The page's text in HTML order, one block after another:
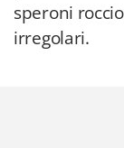
speroni
irregolari.